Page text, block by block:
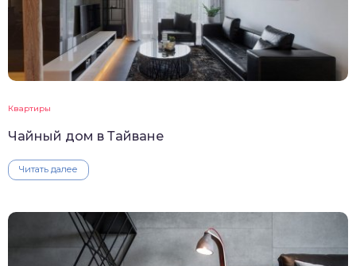
Квартиры
Чайный дом в Тайване
Читать далее